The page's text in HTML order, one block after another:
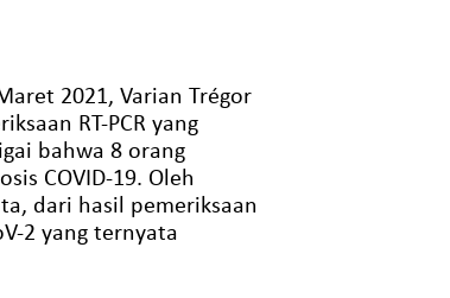
2021, Varian Trégor
RT-PCR yang
bahwa 8 orang
COVID-19. Oleh
dari hasil pemeriksaan
2 yang ternyata